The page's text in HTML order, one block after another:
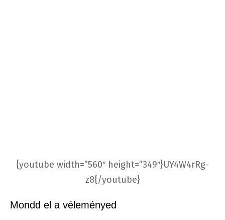
{youtube width=”560″ height=”349″}UY4W4rRg-
z8{/youtube}
Mondd el a véleményed